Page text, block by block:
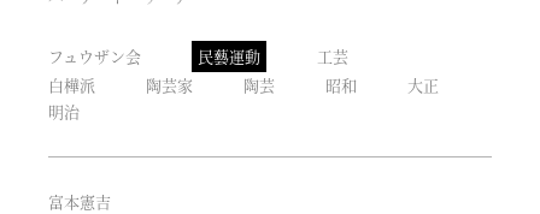
フュウザン会 民藝運動
工芸
白樺派
陶芸家 陶芸 昭和
大正
明治
富本憲吉